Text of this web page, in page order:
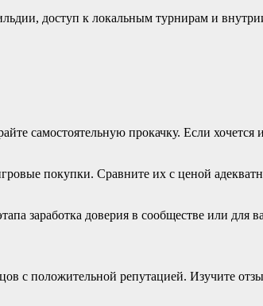
доступ к локальным турнирам и
самостоятельную прокачку. Если
покупки. Сравните их с ценой
заработка доверия в сообществе или для
с положительной репутацией. Изучите